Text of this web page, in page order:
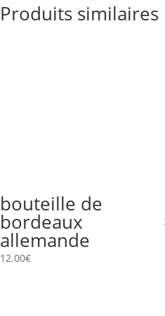
Produits similaires
bouteille de
bordeaux
allemande
12.00€